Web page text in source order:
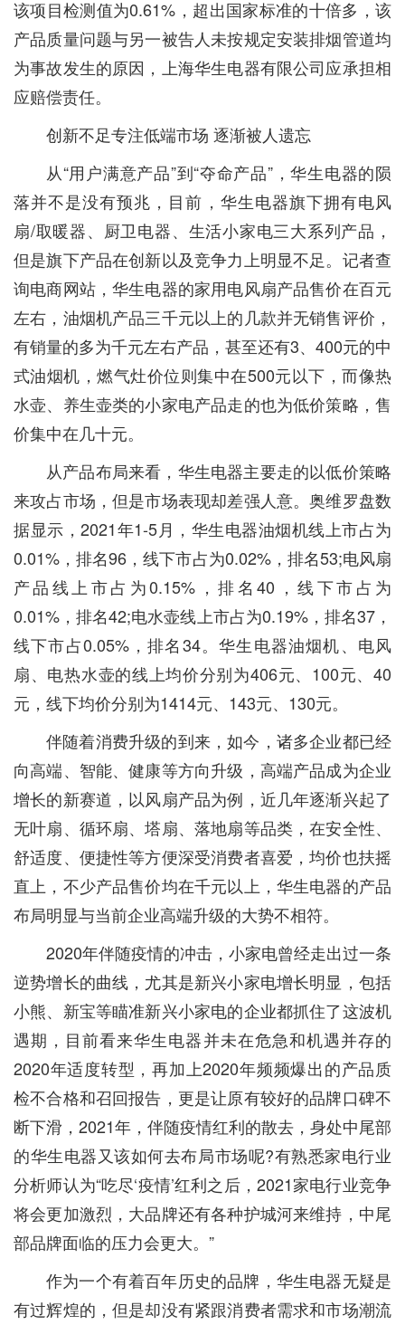
该项目检测值为0.61%，超出国家标准的十倍多，该
产品质量问题与另一被告人未按规定安装排烟管道均
为事故发生的原因，上海华生电器有限公司应承担相
应赔偿责任。
创新不足专注低端市场 逐渐被人遗忘
从“用户满意产品”到“夺命产品”，华生电器的陨
落并不是没有预兆，目前，华生电器旗下拥有电风
扇/取暖器、厨卫电器、生活小家电三大系列产品，
但是旗下产品在创新以及竞争力上明显不足。记者查
询电商网站，华生电器的家用电风扇产品售价在百元
左右，油烟机产品三千元以上的几款并无销售评价，
有销量的多为千元左右产品，甚至还有3、400元的中
式油烟机，燃气灶价位则集中在500元以下，而像热
水壶、养生壶类的小家电产品走的也为低价策略，售
价集中在几十元。
从产品布局来看，华生电器主要走的以低价策略
来攻占市场，但是市场表现却差强人意。奥维罗盘数
据显示，2021年1-5月，华生电器油烟机线上市占为
0.01%，排名96，线下市占为0.02%，排名53;电风扇
产品线上市占为0.15%，排名40，线下市占为
0.01%，排名42;电水壶线上市占为0.19%，排名37，
线下市占0.05%，排名34。华生电器油烟机、电风
扇、电热水壶的线上均价分别为406元、100元、40
元，线下均价分别为1414元、143元、130元。
伴随着消费升级的到来，如今，诸多企业都已经
向高端、智能、健康等方向升级，高端产品成为企业
增长的新赛道，以风扇产品为例，近几年逐渐兴起了
无叶扇、循环扇、塔扇、落地扇等品类，在安全性、
舒适度、便捷性等方便深受消费者喜爱，均价也扶摇
直上，不少产品售价均在千元以上，华生电器的产品
布局明显与当前企业高端升级的大势不相符。
2020年伴随疫情的冲击，小家电曾经走出过一条
逆势增长的曲线，尤其是新兴小家电增长明显，包括
小熊、新宝等瞄准新兴小家电的企业都抓住了这波机
遇期，目前看来华生电器并未在危急和机遇并存的
2020年适度转型，再加上2020年频频爆出的产品质
检不合格和召回报告，更是让原有较好的品牌口碑不
断下滑，2021年，伴随疫情红利的散去，身处中尾部
的华生电器又该如何去布局市场呢?有熟悉家电行业
分析师认为“吃尽‘疫情’红利之后，2021家电行业竞争
将会更加激烈，大品牌还有各种护城河来维持，中尾
部品牌面临的压力会更大。”
作为一个有着百年历史的品牌，华生电器无疑是
有过辉煌的，但是却没有紧跟消费者需求和市场潮流